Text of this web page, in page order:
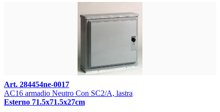
Art. 284454ne-0017
AC16 armadio Neutro Con SC2/A, lastra
Esterno 71.5x71.5x27cm